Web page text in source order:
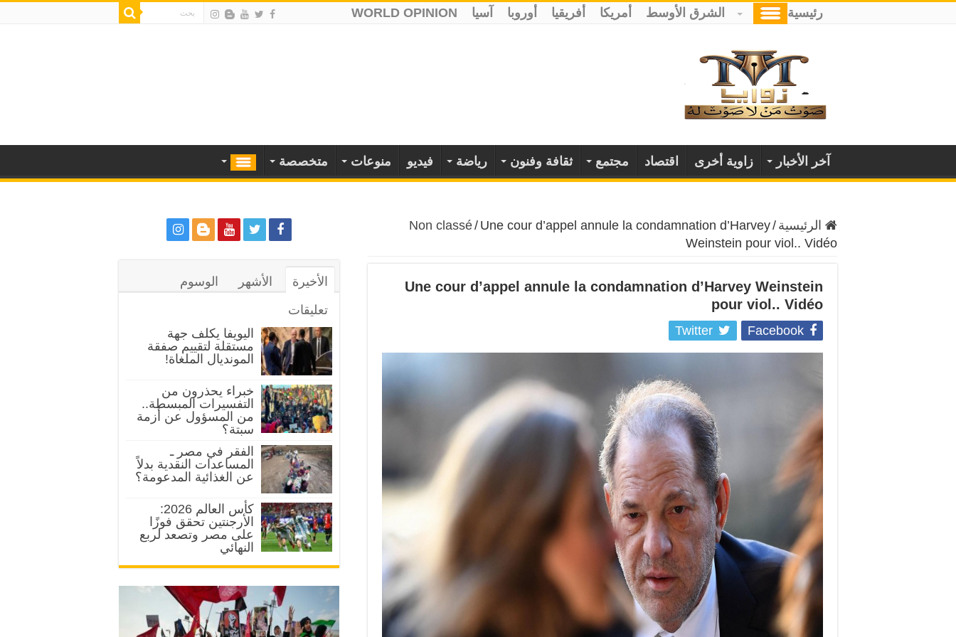
رئيسية الشرق الأوسط أمريكا أفريقيا أوروبا آسيا WORLD OPINION
آخر الأخبار زاوية أخرى اقتصاد مجتمع ثقافة وفنون رياضة فيديو منوعات متخصصة
الرئيسية /
Non classé/ Une cour d’appel annule la condamnation d’Harvey
Weinstein pour viol.. Vidéo
Une cour d’appel annule la condamnation d’Harvey Weinstein
pour viol.. Vidéo
Facebook
Twitter
الأخيرة الأشهر
الوسوم
تعليقات
اليويفا يكلف جهة
مستقلة لتقييم صفقة
المونديال الملغاة!
خبراء يحذرون من
التفسيرات المبسطة..
من المسؤول عن أزمة
سبتة؟
الفقر في مصر ـ
المساعدات النقدية بدلاً
عن الغذائية المدعومة؟
كأس العالم 2026:
الأرجنتين تحقق فوزًا
على مصر وتصعد لربع
النهائي